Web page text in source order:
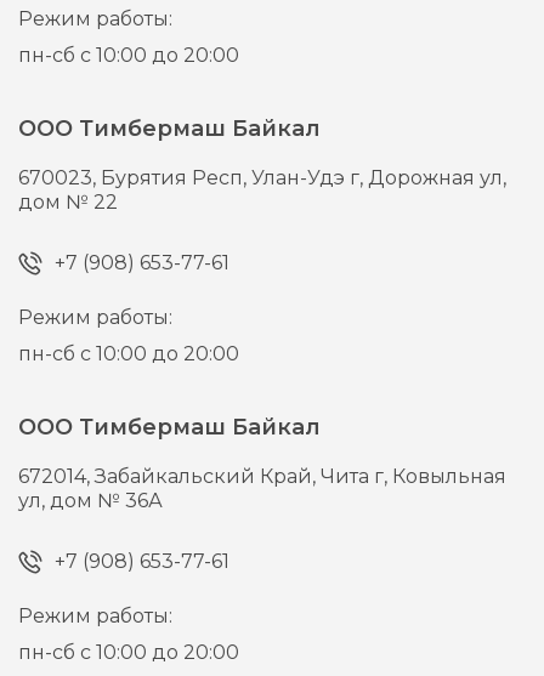
Режим работы:
пн-сб с 10:00 до 20:00
ООО Тимбермаш Байкал
670023, Бурятия Респ, Улан-Удэ г,Дорожная ул,
дом № 22
+7 (908) 653-77-61
Режим работы:
пн-сб с 10:00 до 20:00
ООО Тимбермаш Байкал
672014,Забайкальский Край, Чита г, Ковыльная
ул, дом № 36А
+7 (908) 653-77-61
Режим работы:
пн-сб с 10:00 до 20:00